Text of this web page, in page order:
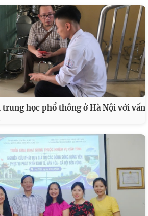
trung học phổ thông ở Hà Nội với vấn